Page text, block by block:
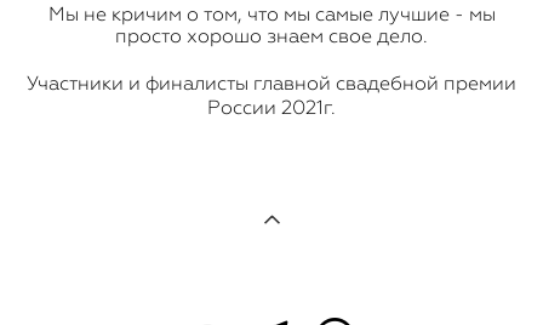
Мы не кричим о том, что мы самые лучшие - мы
просто хорошо знаем свое дело.
Участники и финалисты главной свадебной премии
России 2021г.